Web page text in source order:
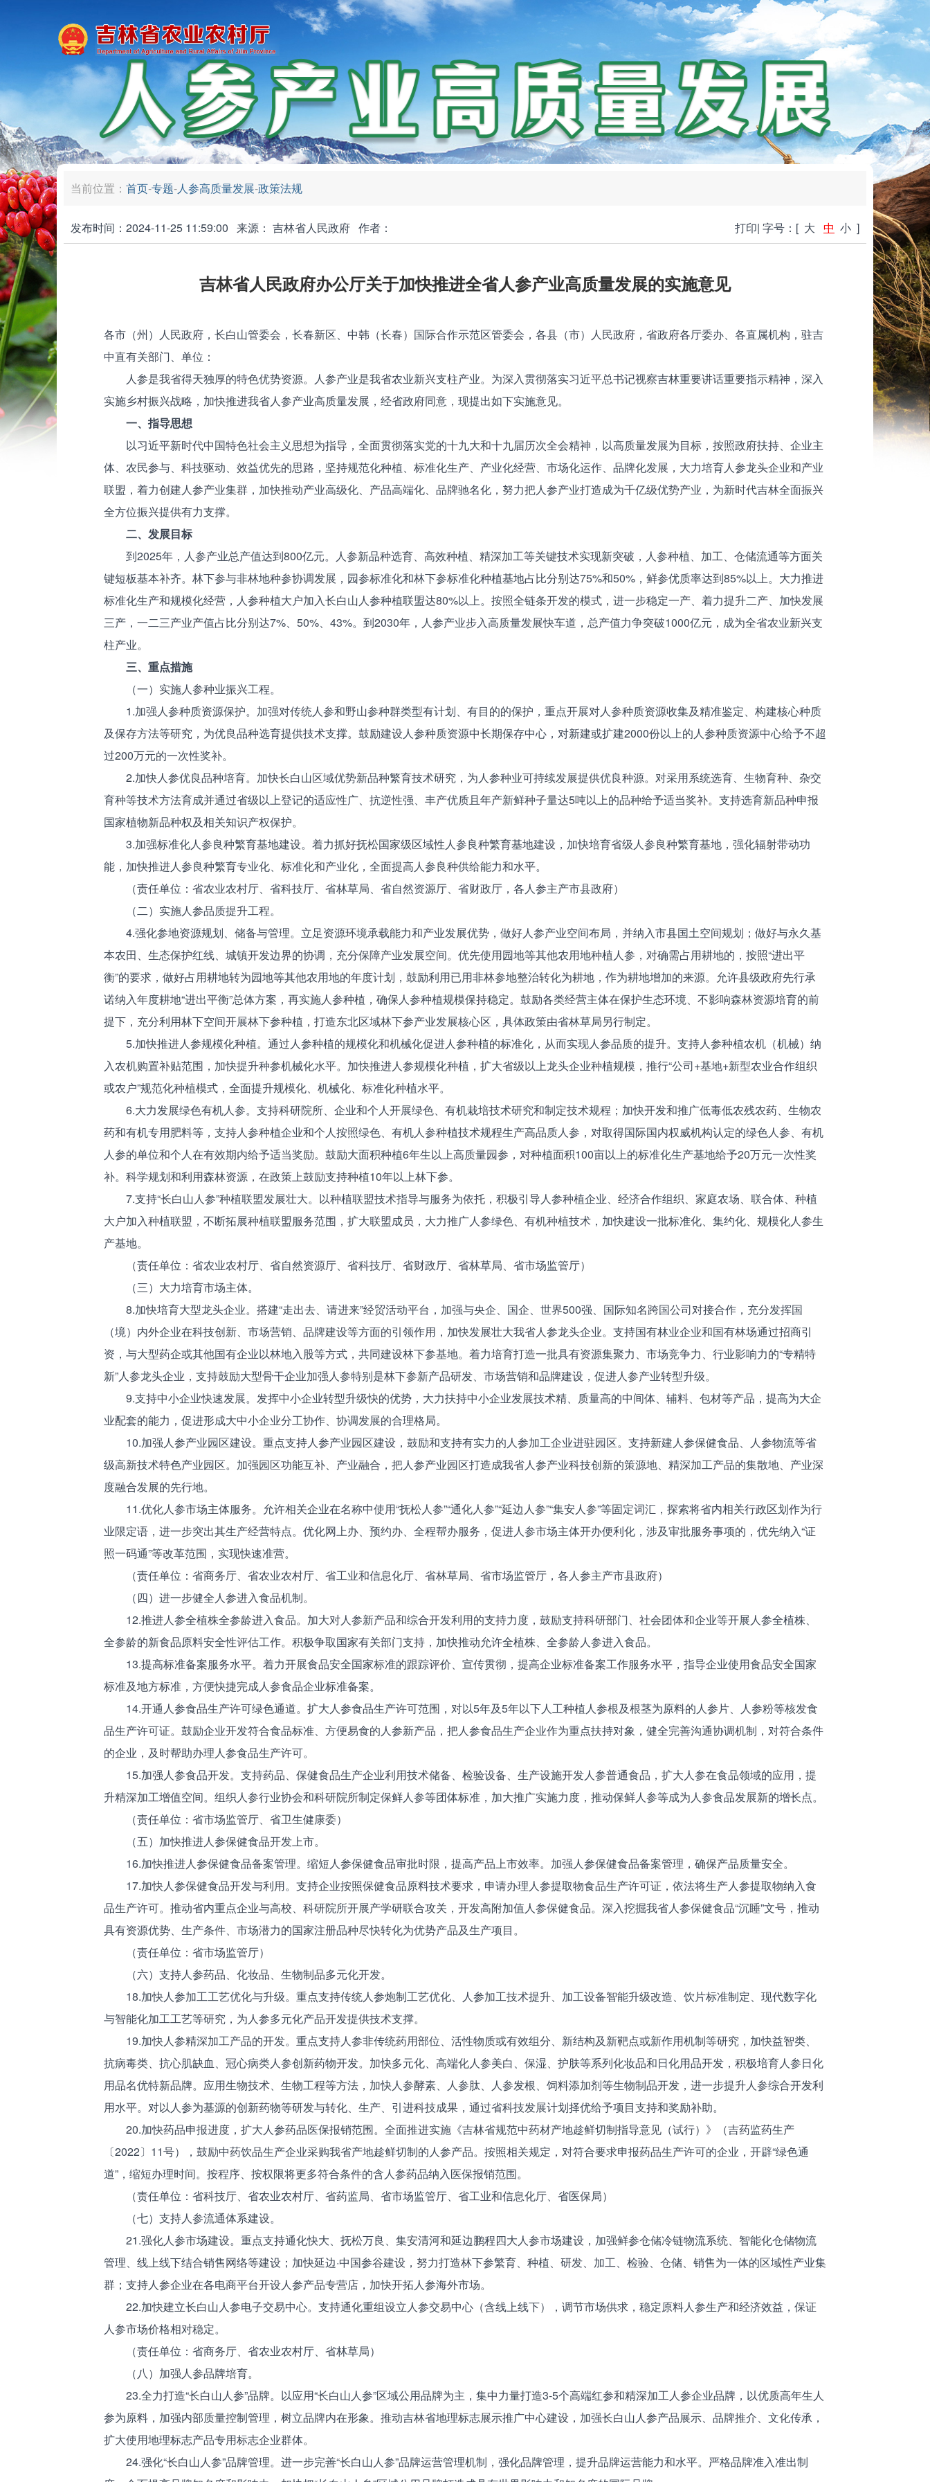
当前位置： 首页-专题-人参高质量发展-政策法规
发布时间：2024-11-25 11:59:00 来源： 吉林省人民政府 作者： 打印| 字号：[ 大 中 小 ]
吉林省人民政府办公厅关于加快推进全省人参产业高质量发展的实施意见
各市（州）人民政府，长白山管委会，长春新区、中韩（长春）国际合作示范区管委会，各县（市）人民政府，省政府各厅委办、各直属机构，驻吉
中直有关部门、单位：
人参是我省得天独厚的特色优势资源。人参产业是我省农业新兴支柱产业。为深入贯彻落实习近平总书记视察吉林重要讲话重要指示精神，深入
实施乡村振兴战略，加快推进我省人参产业高质量发展，经省政府同意，现提出如下实施意见。
一、指导思想
以习近平新时代中国特色社会主义思想为指导，全面贯彻落实党的十九大和十九届历次全会精神，以高质量发展为目标，按照政府扶持、企业主
体、农民参与、科技驱动、效益优先的思路，坚持规范化种植、标准化生产、产业化经营、市场化运作、品牌化发展，大力培育人参龙头企业和产业
联盟，着力创建人参产业集群，加快推动产业高级化、产品高端化、品牌驰名化，努力把人参产业打造成为千亿级优势产业，为新时代吉林全面振兴
全方位振兴提供有力支撑。
二、发展目标
到2025年，人参产业总产值达到800亿元。人参新品种选育、高效种植、精深加工等关键技术实现新突破，人参种植、加工、仓储流通等方面关
键短板基本补齐。林下参与非林地种参协调发展，园参标准化和林下参标准化种植基地占比分别达75%和50%，鲜参优质率达到85%以上。大力推进
标准化生产和规模化经营，人参种植大户加入长白山人参种植联盟达80%以上。按照全链条开发的模式，进一步稳定一产、着力提升二产、加快发展
三产，一二三产业产值占比分别达7%、50%、43%。到2030年，人参产业步入高质量发展快车道，总产值力争突破1000亿元，成为全省农业新兴支
柱产业。
三、重点措施
（一）实施人参种业振兴工程。
1.加强人参种质资源保护。加强对传统人参和野山参种群类型有计划、有目的的保护，重点开展对人参种质资源收集及精准鉴定、构建核心种质
及保存方法等研究，为优良品种选育提供技术支撑。鼓励建设人参种质资源中长期保存中心，对新建或扩建2000份以上的人参种质资源中心给予不超
过200万元的一次性奖补。
2.加快人参优良品种培育。加快长白山区域优势新品种繁育技术研究，为人参种业可持续发展提供优良种源。对采用系统选育、生物育种、杂交
育种等技术方法育成并通过省级以上登记的适应性广、抗逆性强、丰产优质且年产新鲜种子量达5吨以上的品种给予适当奖补。支持选育新品种申报
国家植物新品种权及相关知识产权保护。
3.加强标准化人参良种繁育基地建设。着力抓好抚松国家级区域性人参良种繁育基地建设，加快培育省级人参良种繁育基地，强化辐射带动功
能，加快推进人参良种繁育专业化、标准化和产业化，全面提高人参良种供给能力和水平。
（责任单位：省农业农村厅、省科技厅、省林草局、省自然资源厅、省财政厅，各人参主产市县政府）
（二）实施人参品质提升工程。
4.强化参地资源规划、储备与管理。立足资源环境承载能力和产业发展优势，做好人参产业空间布局，并纳入市县国土空间规划；做好与永久基
本农田、生态保护红线、城镇开发边界的协调，充分保障产业发展空间。优先使用园地等其他农用地种植人参，对确需占用耕地的，按照“进出平
衡”的要求，做好占用耕地转为园地等其他农用地的年度计划，鼓励利用已用非林参地整治转化为耕地，作为耕地增加的来源。允许县级政府先行承
诺纳入年度耕地“进出平衡”总体方案，再实施人参种植，确保人参种植规模保持稳定。鼓励各类经营主体在保护生态环境、不影响森林资源培育的前
提下，充分利用林下空间开展林下参种植，打造东北区域林下参产业发展核心区，具体政策由省林草局另行制定。
5.加快推进人参规模化种植。通过人参种植的规模化和机械化促进人参种植的标准化，从而实现人参品质的提升。支持人参种植农机（机械）纳
入农机购置补贴范围，加快提升种参机械化水平。加快推进人参规模化种植，扩大省级以上龙头企业种植规模，推行“公司+基地+新型农业合作组织
或农户”规范化种植模式，全面提升规模化、机械化、标准化种植水平。
6.大力发展绿色有机人参。支持科研院所、企业和个人开展绿色、有机栽培技术研究和制定技术规程；加快开发和推广低毒低农残农药、生物农
药和有机专用肥料等，支持人参种植企业和个人按照绿色、有机人参种植技术规程生产高品质人参，对取得国际国内权威机构认定的绿色人参、有机
人参的单位和个人在有效期内给予适当奖励。鼓励大面积种植6年生以上高质量园参，对种植面积100亩以上的标准化生产基地给予20万元一次性奖
补。科学规划和利用森林资源，在政策上鼓励支持种植10年以上林下参。
7.支持“长白山人参”种植联盟发展壮大。以种植联盟技术指导与服务为依托，积极引导人参种植企业、经济合作组织、家庭农场、联合体、种植
大户加入种植联盟，不断拓展种植联盟服务范围，扩大联盟成员，大力推广人参绿色、有机种植技术，加快建设一批标准化、集约化、规模化人参生
产基地。
（责任单位：省农业农村厅、省自然资源厅、省科技厅、省财政厅、省林草局、省市场监管厅）
（三）大力培育市场主体。
8.加快培育大型龙头企业。搭建“走出去、请进来”经贸活动平台，加强与央企、国企、世界500强、国际知名跨国公司对接合作，充分发挥国
（境）内外企业在科技创新、市场营销、品牌建设等方面的引领作用，加快发展壮大我省人参龙头企业。支持国有林业企业和国有林场通过招商引
资，与大型药企或其他国有企业以林地入股等方式，共同建设林下参基地。着力培育打造一批具有资源集聚力、市场竞争力、行业影响力的“专精特
新”人参龙头企业，支持鼓励大型骨干企业加强人参特别是林下参新产品研发、市场营销和品牌建设，促进人参产业转型升级。
9.支持中小企业快速发展。发挥中小企业转型升级快的优势，大力扶持中小企业发展技术精、质量高的中间体、辅料、包材等产品，提高为大企
业配套的能力，促进形成大中小企业分工协作、协调发展的合理格局。
10.加强人参产业园区建设。重点支持人参产业园区建设，鼓励和支持有实力的人参加工企业进驻园区。支持新建人参保健食品、人参物流等省
级高新技术特色产业园区。加强园区功能互补、产业融合，把人参产业园区打造成我省人参产业科技创新的策源地、精深加工产品的集散地、产业深
度融合发展的先行地。
11.优化人参市场主体服务。允许相关企业在名称中使用“抚松人参”“通化人参”“延边人参”“集安人参”等固定词汇，探索将省内相关行政区划作为行
业限定语，进一步突出其生产经营特点。优化网上办、预约办、全程帮办服务，促进人参市场主体开办便利化，涉及审批服务事项的，优先纳入“证
照一码通”等改革范围，实现快速准营。
（责任单位：省商务厅、省农业农村厅、省工业和信息化厅、省林草局、省市场监管厅，各人参主产市县政府）
（四）进一步健全人参进入食品机制。
12.推进人参全植株全参龄进入食品。加大对人参新产品和综合开发利用的支持力度，鼓励支持科研部门、社会团体和企业等开展人参全植株、
全参龄的新食品原料安全性评估工作。积极争取国家有关部门支持，加快推动允许全植株、全参龄人参进入食品。
13.提高标准备案服务水平。着力开展食品安全国家标准的跟踪评价、宣传贯彻，提高企业标准备案工作服务水平，指导企业使用食品安全国家
标准及地方标准，方便快捷完成人参食品企业标准备案。
14.开通人参食品生产许可绿色通道。扩大人参食品生产许可范围，对以5年及5年以下人工种植人参根及根茎为原料的人参片、人参粉等核发食
品生产许可证。鼓励企业开发符合食品标准、方便易食的人参新产品，把人参食品生产企业作为重点扶持对象，健全完善沟通协调机制，对符合条件
的企业，及时帮助办理人参食品生产许可。
15.加强人参食品开发。支持药品、保健食品生产企业利用技术储备、检验设备、生产设施开发人参普通食品，扩大人参在食品领域的应用，提
升精深加工增值空间。组织人参行业协会和科研院所制定保鲜人参等团体标准，加大推广实施力度，推动保鲜人参等成为人参食品发展新的增长点。
（责任单位：省市场监管厅、省卫生健康委）
（五）加快推进人参保健食品开发上市。
16.加快推进人参保健食品备案管理。缩短人参保健食品审批时限，提高产品上市效率。加强人参保健食品备案管理，确保产品质量安全。
17.加快人参保健食品开发与利用。支持企业按照保健食品原料技术要求，申请办理人参提取物食品生产许可证，依法将生产人参提取物纳入食
品生产许可。推动省内重点企业与高校、科研院所开展产学研联合攻关，开发高附加值人参保健食品。深入挖掘我省人参保健食品“沉睡”文号，推动
具有资源优势、生产条件、市场潜力的国家注册品种尽快转化为优势产品及生产项目。
（责任单位：省市场监管厅）
（六）支持人参药品、化妆品、生物制品多元化开发。
18.加快人参加工工艺优化与升级。重点支持传统人参炮制工艺优化、人参加工技术提升、加工设备智能升级改造、饮片标准制定、现代数字化
与智能化加工工艺等研究，为人参多元化产品开发提供技术支撑。
19.加快人参精深加工产品的开发。重点支持人参非传统药用部位、活性物质或有效组分、新结构及新靶点或新作用机制等研究，加快益智类、
抗病毒类、抗心肌缺血、冠心病类人参创新药物开发。加快多元化、高端化人参美白、保湿、护肤等系列化妆品和日化用品开发，积极培育人参日化
用品名优特新品牌。应用生物技术、生物工程等方法，加快人参酵素、人参肽、人参发根、饲料添加剂等生物制品开发，进一步提升人参综合开发利
用水平。对以人参为基源的创新药物等研发与转化、生产、引进科技成果，通过省科技发展计划择优给予项目支持和奖励补助。
20.加快药品申报进度，扩大人参药品医保报销范围。全面推进实施《吉林省规范中药材产地趁鲜切制指导意见（试行）》（吉药监药生产
〔2022〕11号），鼓励中药饮品生产企业采购我省产地趁鲜切制的人参产品。按照相关规定，对符合要求申报药品生产许可的企业，开辟“绿色通
道”，缩短办理时间。按程序、按权限将更多符合条件的含人参药品纳入医保报销范围。
（责任单位：省科技厅、省农业农村厅、省药监局、省市场监管厅、省工业和信息化厅、省医保局）
（七）支持人参流通体系建设。
21.强化人参市场建设。重点支持通化快大、抚松万良、集安清河和延边鹏程四大人参市场建设，加强鲜参仓储冷链物流系统、智能化仓储物流
管理、线上线下结合销售网络等建设；加快延边·中国参谷建设，努力打造林下参繁育、种植、研发、加工、检验、仓储、销售为一体的区域性产业集
群；支持人参企业在各电商平台开设人参产品专营店，加快开拓人参海外市场。
22.加快建立长白山人参电子交易中心。支持通化重组设立人参交易中心（含线上线下），调节市场供求，稳定原料人参生产和经济效益，保证
人参市场价格相对稳定。
（责任单位：省商务厅、省农业农村厅、省林草局）
（八）加强人参品牌培育。
23.全力打造“长白山人参”品牌。以应用“长白山人参”区域公用品牌为主，集中力量打造3-5个高端红参和精深加工人参企业品牌，以优质高年生人
参为原料，加强内部质量控制管理，树立品牌内在形象。推动吉林省地理标志展示推广中心建设，加强长白山人参产品展示、品牌推介、文化传承，
扩大使用地理标志产品专用标志企业群体。
24.强化“长白山人参”品牌管理。进一步完善“长白山人参”品牌运营管理机制，强化品牌管理，提升品牌运营能力和水平。严格品牌准入准出制